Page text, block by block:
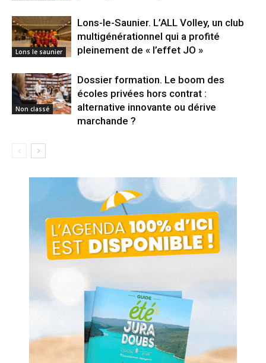
Lons le saunier
Lons-le-Saunier. L’ALL Volley, un club
multigénérationnel qui a profité
pleinement de « l’effet JO »
Non classé
Dossier formation. Le boom des
écoles privées hors contrat :
alternative innovante ou dérive
marchande ?